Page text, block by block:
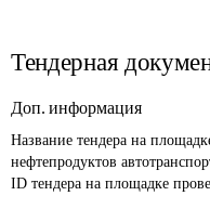
Тендерная
Доп. информация
Название тендера на
нефтепродуктов
ID тендера на площадке